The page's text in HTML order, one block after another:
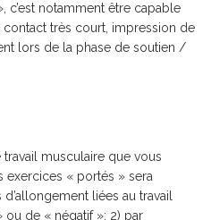
c’est notamment être capable
très court, impression de
lors de la phase de soutien /
musculaire que vous
exercices « portés » sera
liées au travail
ou de « négatif »; 2) par